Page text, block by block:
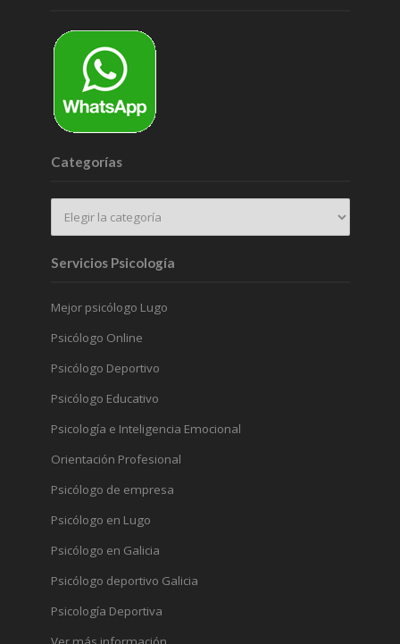
Categorías
Servicios Psicología
Mejor psicólogo Lugo
Psicólogo Online
Psicólogo Deportivo
Psicólogo Educativo
Psicología e Inteligencia Emocional
Orientación Profesional
Psicólogo de empresa
Psicólogo en Lugo
Psicólogo en Galicia
Psicólogo deportivo Galicia
Psicología Deportiva